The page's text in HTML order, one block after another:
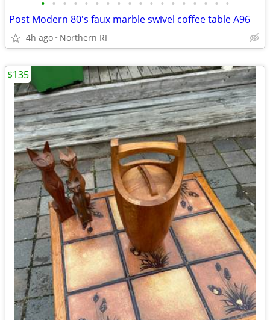
• • • • • • • • • • • • • • • • • •
Post Modern 80's faux marble swivel coffee table A96
4h ago Northern RI
$135